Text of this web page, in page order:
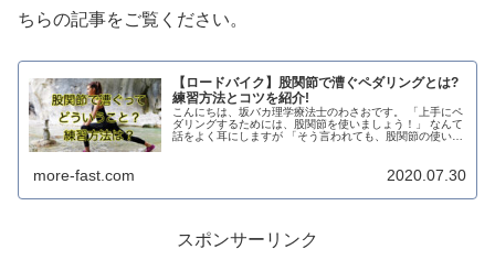
ちらの記事をご覧ください。
【ロードバイク】股関節で漕ぐペダリングとは?
練習方法とコツを紹介!
こんにちは、坂バカ理学療法士のわさおです。 「上手にペ
ダリングするためには、股関節を使いましょう！」 なんて
話をよく耳にしますが 「そう言われても、股関節の使い方
more-fast.com 2020.07.30
スポンサーリンク